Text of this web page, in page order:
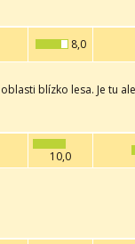
8,0
blízko lesa. Je tu
10,0